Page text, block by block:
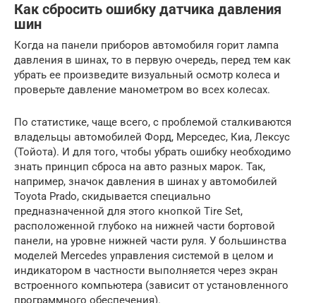
Как сбросить ошибку датчика давления
шин
Когда на панели приборов автомобиля горит лампа
давления в шинах, то в первую очередь, перед тем как
убрать ее произведите визуальный осмотр колеса и
проверьте давление манометром во всех колесах.
По статистике, чаще всего, с проблемой сталкиваются
владельцы автомобилей Форд, Мерседес, Киа, Лексус
(Тойота). И для того, чтобы убрать ошибку необходимо
знать принцип сброса на авто разных марок. Так,
например, значок давления в шинах у автомобилей
Toyota Prado, скидывается специально
предназначенной для этого кнопкой Tire Set,
расположенной глубоко на нижней части бортовой
панели, на уровне нижней части руля. У большинства
моделей Mercedes управления системой в целом и
индикатором в частности выполняется через экран
встроенного компьютера (зависит от установленного
программного обеспечения).